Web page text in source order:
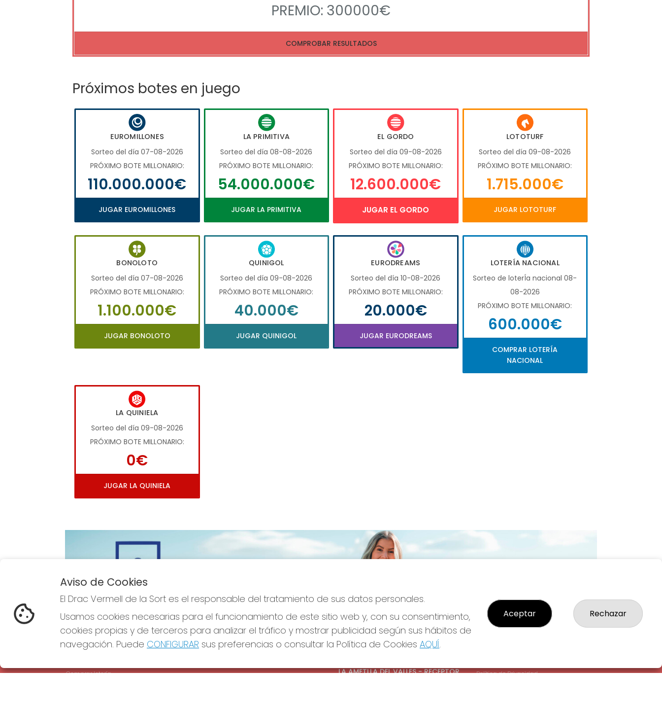
PREMIO: 300000€
COMPROBAR RESULTADOS
Próximos botes en juego
EUROMILLONES
Sorteo del día 07-08-2026
PRÓXIMO BOTE MILLONARIO:
110.000.000€
JUGAR EUROMILLONES
LA PRIMITIVA
Sorteo del día 08-08-2026
PRÓXIMO BOTE MILLONARIO:
54.000.000€
JUGAR LA PRIMITIVA
EL GORDO
Sorteo del día 09-08-2026
PRÓXIMO BOTE MILLONARIO:
12.600.000€
JUGAR EL GORDO
LOTOTURF
Sorteo del día 09-08-2026
PRÓXIMO BOTE MILLONARIO:
1.715.000€
JUGAR LOTOTURF
BONOLOTO
Sorteo del día 07-08-2026
PRÓXIMO BOTE MILLONARIO:
1.100.000€
JUGAR BONOLOTO
QUINIGOL
Sorteo del día 09-08-2026
PRÓXIMO BOTE MILLONARIO:
40.000€
JUGAR QUINIGOL
EURODREAMS
Sorteo del día 10-08-2026
PRÓXIMO BOTE MILLONARIO:
20.000€
JUGAR EURODREAMS
LOTERÍA NACIONAL
Sorteo de loterÍa nacional 08-
08-2026
PRÓXIMO BOTE MILLONARIO:
600.000€
COMPRAR LOTERÍA
NACIONAL
LA QUINIELA
Sorteo del día 09-08-2026
PRÓXIMO BOTE MILLONARIO:
0€
JUGAR LA QUINIELA
EL DRAC VERMELL DE LA SORT
Comprar lotería
REDES SOCIALES CONTACTO
LA AMETLLA DEL VALLES - RECEPTOR
Política de Privacidad
Aviso de Cookies
El Drac Vermell de la Sort es el responsable del tratamiento de sus datos personales.
Usamos cookies necesarias para el funcionamiento de este sitio web y, con su consentimiento,
cookies propias y de terceros para analizar el tráfico y mostrar publicidad según sus hábitos de
navegación. Puede CONFIGURAR sus preferencias o consultar la Política de Cookies AQUÍ.
Aceptar Rechazar